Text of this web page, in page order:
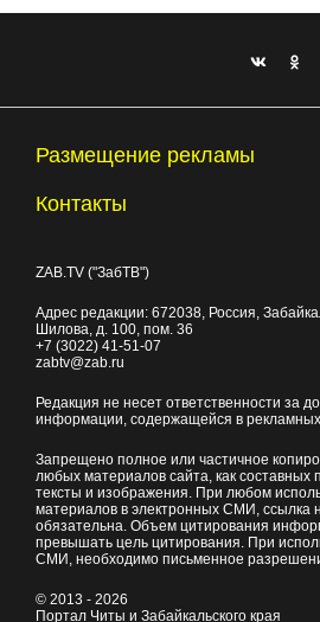
Размещение рекламы
Контакты
ZAB.TV ("ЗабТВ")
Адрес редакции: 672038, Россия,
Шилова, д. 100, пом. 36
+7 (3022) 41-51-07
zabtv@zab.ru
Редакция не несет ответственности за
информации, содержащейся в
Запрещено полное или частичное
любых материалов сайта, как составных
тексты и изображения. При любом
материалов в электронных СМИ, ссылка
обязательна. Объем цитирования
превышать цель цитирования. При
СМИ, необходимо письменное
© 2013 - 2026
Портал Читы и Забайкальского края